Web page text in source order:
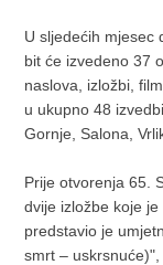
U sljedećih mjesec
bit će izvedeno 37
naslova, izložbi,
u ukupno 48
Gornje, Salona,
Prije otvorenja 65.
dvije izložbe koje
predstavio je
smrt –